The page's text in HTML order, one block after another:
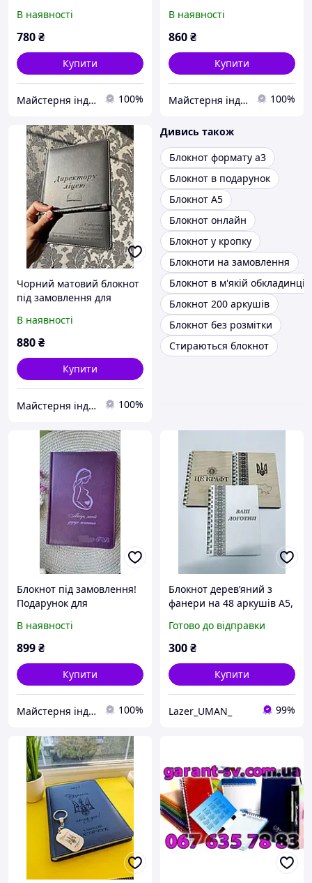
подарунок. Преміум
подарунок на 1вересня
В наявності
780₴
Купити
Майстерня індивідуальних подарунків Бетховен 100%
В наявності
860₴
Купити
Майстерня індивідуальних подарунків Бетховен 100%
Чорний матовий блокнот
під замовлення для
В наявності
880₴
Купити
Майстерня індивідуальних подарунків Бетховен 100%
Дивись також
Блокнот формату а3
Блокнот в подарунок
Блокнот А5
Блокнот онлайн
Блокнот у кропку
Блокноти на замовлення
Блокнот в м'якій обкладинці
Блокнот 200 аркушів
Блокнот без розмітки
Стираються блокнот
Блокнот під замовлення!
Подарунок для
В наявності
899₴
Купити
Майстерня індивідуальних подарунків Бетховен 100%
Блокнот деревʼяний з
фанери на 48 аркушів А5,
замовлення)
Готово до відправки
300₴
Купити
Lazer_UMAN_ 99%